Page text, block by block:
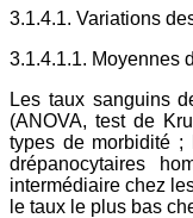
3.1.4.1. Variations
3.1.4.1.1. Moyennes
Les taux sanguins
(ANOVA, test de
types de morbidité
drépanocytaires
intermédiaire chez
le taux le plus bas